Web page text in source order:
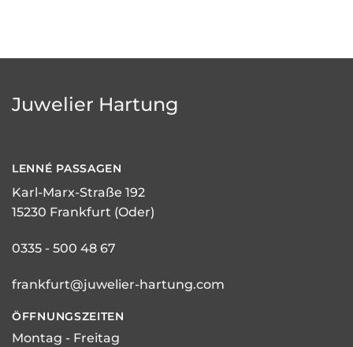
Juwelier Hartung
LENNÉ PASSAGEN
Karl-Marx-Straße 192
15230 Frankfurt (Oder)
0335 - 500 48 67
frankfurt@juwelier-hartung.com
ÖFFNUNGSZEITEN
Montag - Freitag